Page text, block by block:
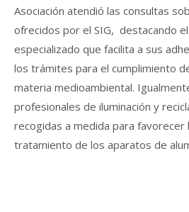
Asociación atendió las consultas
ofrecidos por el SIG, destacando
especializado que facilita a sus
los trámites para el cumplimiento
materia medioambiental.
profesionales de iluminación y
recogidas a medida para favorecer
tratamiento de los aparatos de